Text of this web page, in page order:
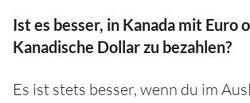
Ist es besser, in Kanada mit Euro
Kanadische Dollar zu bezahlen?
Es ist stets besser, wenn du im